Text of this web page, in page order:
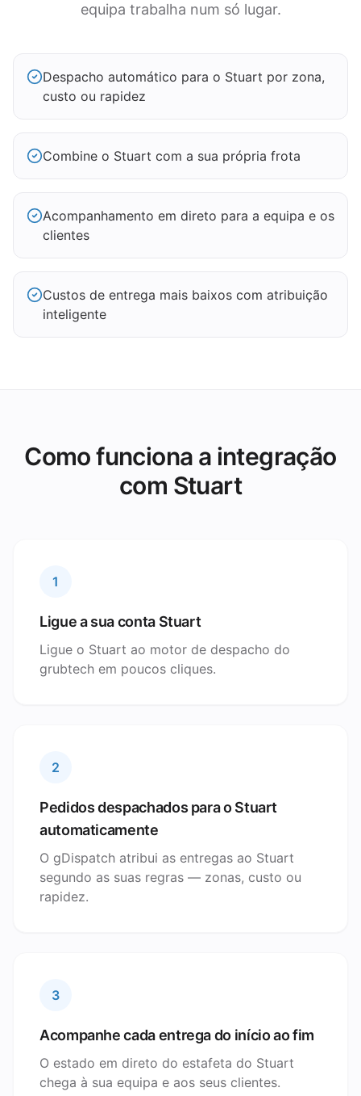
equipa trabalha num só lugar.
Despacho automático para o Stuart por zona,
custo ou rapidez
Combine o Stuart com a sua própria frota
Acompanhamento em direto para a equipa e os
clientes
Custos de entrega mais baixos com atribuição
inteligente
Como funciona a integração
com Stuart
1
Ligue a sua conta Stuart
Ligue o Stuart ao motor de despacho do
grubtech em poucos cliques.
2
Pedidos despachados para o Stuart
automaticamente
O gDispatch atribui as entregas ao Stuart
segundo as suas regras — zonas, custo ou
rapidez.
3
Acompanhe cada entrega do início ao fim
O estado em direto do estafeta do Stuart
chega à sua equipa e aos seus clientes.